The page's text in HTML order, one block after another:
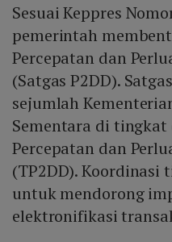
Sesuai Keppres
pemerintah
Percepatan dan
(Satgas P2DD).
sejumlah
Sementara di
Percepatan dan
(TP2DD).
untuk mendorong
elektronifikasi